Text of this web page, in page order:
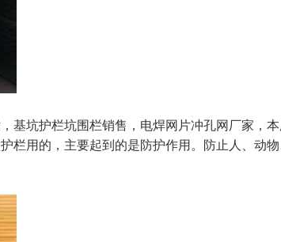
基坑护栏坑围栏销售，电焊网片冲孔网厂家，
栏用的，主要起到的是防护作用。防止人、动